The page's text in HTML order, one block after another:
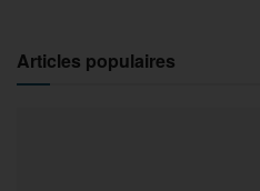
Articles populaires